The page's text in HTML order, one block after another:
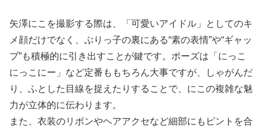
矢澤にこを撮影する際は、「可愛いアイドル」としてのキ
メ顔だけでなく、ぶりっ子の裏にある“素の表情”や“ギャッ
プ”も積極的に引き出すことが鍵です。ポーズは「にっこ
にっこにー」など定番ももちろん大事ですが、しゃがんだ
り、ふとした目線を捉えたりすることで、にこの複雑な魅
力が立体的に伝わります。
また、衣装のリボンやヘアアクセなど細部にもピントを合